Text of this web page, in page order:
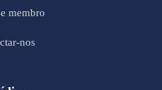
membro
nos